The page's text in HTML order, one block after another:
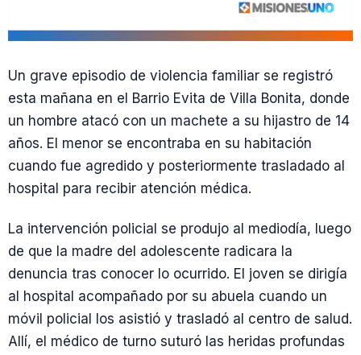
Un grave episodio de violencia familiar se registró
esta mañana en el Barrio Evita de Villa Bonita, donde
un hombre atacó con un machete a su hijastro de 14
años. El menor se encontraba en su habitación
cuando fue agredido y posteriormente trasladado al
hospital para recibir atención médica.
La intervención policial se produjo al mediodía, luego
de que la madre del adolescente radicara la
denuncia tras conocer lo ocurrido. El joven se dirigía
al hospital acompañado por su abuela cuando un
móvil policial los asistió y trasladó al centro de salud.
Allí, el médico de turno suturó las heridas profundas